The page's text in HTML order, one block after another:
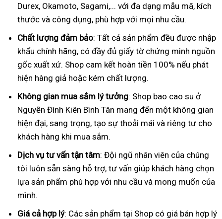
Durex, Okamoto, Sagami,... với đa dạng mẫu mã, kích
thước và công dụng, phù hợp với mọi nhu cầu.
Chất lượng đảm bảo: Tất cả sản phẩm đều được nhập
khẩu chính hãng, có đầy đủ giấy tờ chứng minh nguồn
gốc xuất xứ. Shop cam kết hoàn tiền 100% nếu phát
hiện hàng giả hoặc kém chất lượng.
Không gian mua sắm lý tưởng: Shop bao cao su ở
Nguyễn Đình Kiên Bình Tân mang đến một không gian
hiện đại, sang trọng, tạo sự thoải mái và riêng tư cho
khách hàng khi mua sắm.
Dịch vụ tư vấn tận tâm: Đội ngũ nhân viên của chúng
tôi luôn sẵn sàng hỗ trợ, tư vấn giúp khách hàng chọn
lựa sản phẩm phù hợp với nhu cầu và mong muốn của
mình.
Giá cả hợp lý: Các sản phẩm tại Shop có giá bán hợp lý